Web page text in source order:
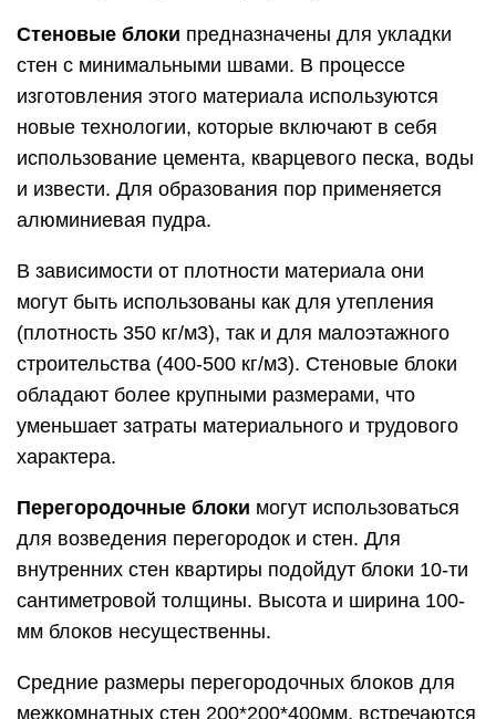
Стеновые блоки предназначены для укладки
стен с минимальными швами. В процессе
изготовления этого материала используются
новые технологии, которые включают в себя
использование цемента, кварцевого песка, воды
и извести. Для образования пор применяется
алюминиевая пудра.
В зависимости от плотности материала они
могут быть использованы как для утепления
(плотность 350 кг/м3), так и для малоэтажного
строительства (400-500 кг/м3). Стеновые блоки
обладают более крупными размерами, что
уменьшает затраты материального и трудового
характера.
Перегородочные блоки могут использоваться
для возведения перегородок и стен. Для
внутренних стен квартиры подойдут блоки 10-ти
сантиметровой толщины. Высота и ширина 100-
мм блоков несущественны.
Средние размеры перегородочных блоков для
межкомнатных стен 200*200*400мм, встречаются